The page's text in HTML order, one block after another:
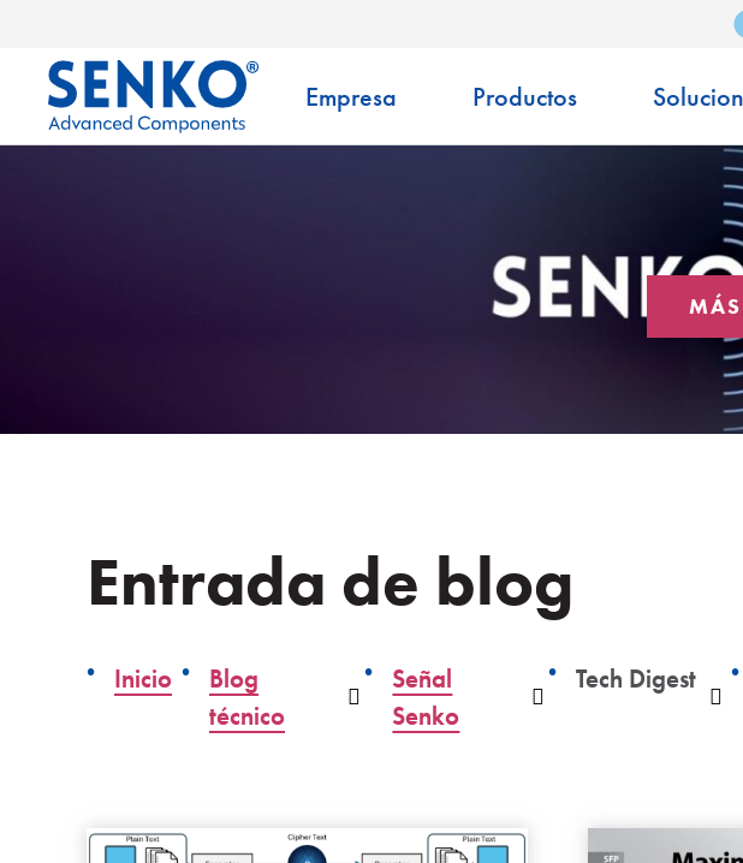
Empresa Productos
Entrada de blog
Inicio
Blog
técnico
Desplegable
Señal
Senko
Desplegable
Tech Digest